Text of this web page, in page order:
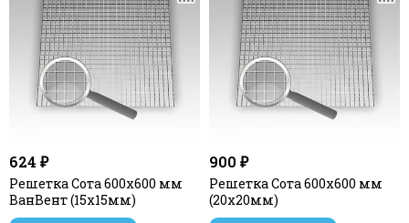
624 ₽
Решетка Сота 600х600 мм
ВанВент (15х15мм)
900 ₽
Решетка Сота 600х600 мм
(20х20мм)